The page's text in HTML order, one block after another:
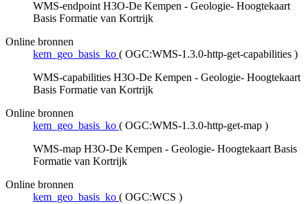
WMS-endpoint H3O-De Kempen - Geologie- Hoogtekaart
Basis Formatie van Kortrijk
Online bronnen
kem_geo_basis_ko ( OGC:WMS-1.3.0-http-get-capabilities )
WMS-capabilities H3O-De Kempen - Geologie- Hoogtekaart
Basis Formatie van Kortrijk
Online bronnen
kem_geo_basis_ko ( OGC:WMS-1.3.0-http-get-map )
WMS-map H3O-De Kempen - Geologie- Hoogtekaart Basis
Formatie van Kortrijk
Online bronnen
kem_geo_basis_ko ( OGC:WCS )